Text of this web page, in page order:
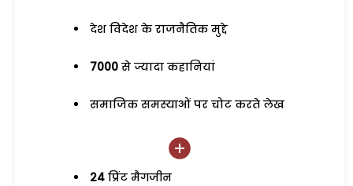
देश विदेश के राजनैतिक मुद्दे
7000 से ज्यादा कहानियां
समाजिक समस्याओं पर चोट करते लेख
24 प्रिंट मैगजीन